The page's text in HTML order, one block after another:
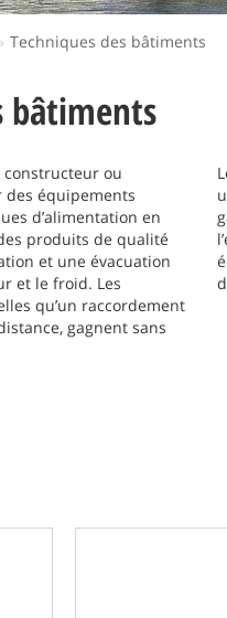
Techniques des bâtiments
bâtiments
constructeur ou
des équipements
d’alimentation en
produits de qualité
et une évacuation
et le froid. Les
qu’un raccordement
gagnent sans